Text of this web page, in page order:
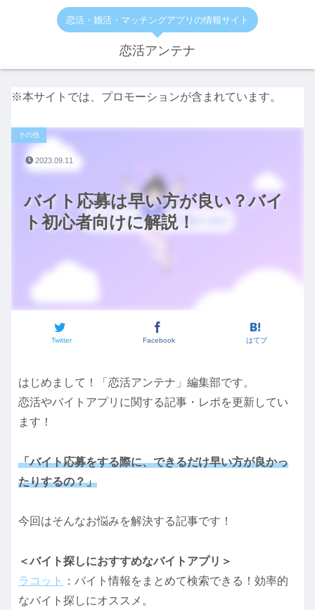
恋活・婚活・マッチングアプリの情報サイト
恋活アンテナ
※本サイトでは、プロモーションが含まれています。
バイト応募は早い方が良い？バイ
ト初心者向けに解説！
その他
Twitter Facebook はてブ
2023.09.11
はじめまして！「恋活アンテナ」編集部です。
恋活やバイトアプリに関する記事・レポを更新してい
ます！
「バイト応募をする際に、できるだけ早い方が良かっ
たりするの？」
今回はそんなお悩みを解決する記事です！
＜バイト探しにおすすめなバイトアプリ＞
ラコット
：バイト情報をまとめて検索できる！効率的
なバイト探しにオススメ。